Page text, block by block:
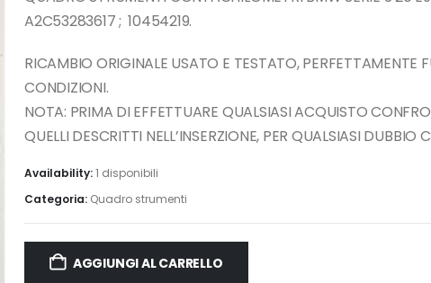
era: è:
A2C53283617 ; 10454219.
RICAMBIO ORIGINALE USATO E TESTATO, PERFETTAMENTE
CONDIZIONI.
NOTA: PRIMA DI EFFETTUARE QUALSIASI ACQUISTO
QUELLI DESCRITTI NELL’INSERZIONE, PER QUALSIASI DUBBIO
Availability:1 disponibili
Categoria: Quadro strumenti
AGGIUNGI AL CARRELLO